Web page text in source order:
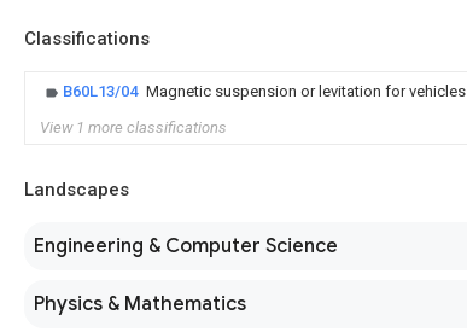
Classifications
B60L13/04 Magnetic suspension or levitation for vehicles
View 1 more classifications
Landscapes
Engineering & Computer Science
Physics & Mathematics